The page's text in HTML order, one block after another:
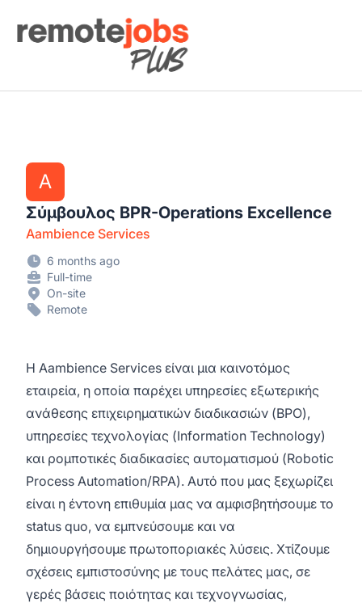
Remote Jobs Plus
A
Σύμβουλος BPR-Operations Excellence
Aambience Services
6 months ago
Full-time
On-site
Remote
Η Aambience Services είναι μια καινοτόμος
εταιρεία, η οποία παρέχει υπηρεσίες εξωτερικής
ανάθεσης επιχειρηματικών διαδικασιών (BPO),
υπηρεσίες τεχνολογίας (Information Technology)
και ρομποτικές διαδικασίες αυτοματισμού (Robotic
Process Automation/RPA). Αυτό που μας ξεχωρίζει
είναι η έντονη επιθυμία μας να αμφισβητήσουμε το
status quo, να εμπνεύσουμε και να
δημιουργήσουμε πρωτοποριακές λύσεις. Χτίζουμε
σχέσεις εμπιστοσύνης με τους πελάτες μας, σε
γερές βάσεις ποιότητας και τεχνογνωσίας,